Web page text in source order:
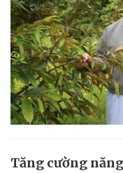
Tăng cường